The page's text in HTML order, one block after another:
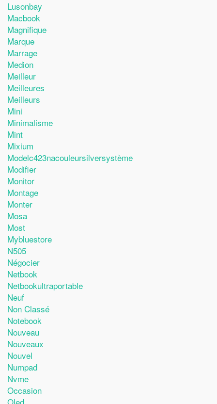
Lusonbay
Macbook
Magnifique
Marque
Marrage
Medion
Meilleur
Meilleures
Meilleurs
Mini
Minimalisme
Mint
Mixium
Modelc423nacouleursilversystème
Modifier
Monitor
Montage
Monter
Mosa
Most
Mybluestore
N505
Négocier
Netbook
Netbookultraportable
Neuf
Non Classé
Notebook
Nouveau
Nouveaux
Nouvel
Numpad
Nvme
Occasion